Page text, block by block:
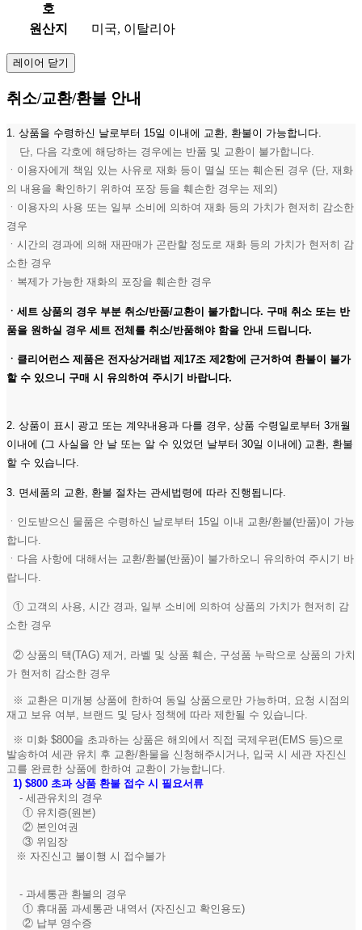
호
원산지 미국, 이탈리아
레이어 닫기
취소/교환/환불 안내
1. 상품을 수령하신 날로부터 15일 이내에 교환, 환불이 가능합니다.
단, 다음 각호에 해당하는 경우에는 반품 및 교환이 불가합니다.
ㆍ이용자에게 책임 있는 사유로 재화 등이 멸실 또는 훼손된 경우 (단, 재화
의 내용을 확인하기 위하여 포장 등을 훼손한 경우는 제외)
ㆍ이용자의 사용 또는 일부 소비에 의하여 재화 등의 가치가 현저히 감소한
경우
ㆍ시간의 경과에 의해 재판매가 곤란할 정도로 재화 등의 가치가 현저히 감
소한 경우
ㆍ복제가 가능한 재화의 포장을 훼손한 경우
ㆍ세트 상품의 경우 부분 취소/반품/교환이 불가합니다. 구매 취소 또는 반
품을 원하실 경우 세트 전체를 취소/반품해야 함을 안내 드립니다.
ㆍ클리어런스 제품은 전자상거래법 제17조 제2항에 근거하여 환불이 불가
할 수 있으니 구매 시 유의하여 주시기 바랍니다.
2. 상품이 표시 광고 또는 계약내용과 다를 경우, 상품 수령일로부터 3개월
이내에 (그 사실을 안 날 또는 알 수 있었던 날부터 30일 이내에) 교환, 환불
할 수 있습니다.
3. 면세품의 교환, 환불 절차는 관세법령에 따라 진행됩니다.
ㆍ인도받으신 물품은 수령하신 날로부터 15일 이내 교환/환불(반품)이 가능
합니다.
ㆍ다음 사항에 대해서는 교환/환불(반품)이 불가하오니 유의하여 주시기 바
랍니다.
① 고객의 사용, 시간 경과, 일부 소비에 의하여 상품의 가치가 현저히 감
소한 경우
② 상품의 택(TAG) 제거, 라벨 및 상품 훼손, 구성품 누락으로 상품의 가치
가 현저히 감소한 경우
※ 교환은 미개봉 상품에 한하여 동일 상품으로만 가능하며, 요청 시점의
재고 보유 여부, 브랜드 및 당사 정책에 따라 제한될 수 있습니다.
※ 미화 $800을 초과하는 상품은 해외에서 직접 국제우편(EMS 등)으로
발송하여 세관 유치 후 교환/환물을 신청해주시거나, 입국 시 세관 자진신
고를 완료한 상품에 한하여 교환이 가능합니다.
1) $800 초과 상품 환불 접수 시 필요서류
- 세관유치의 경우
① 유치증(원본)
② 본인여권
③ 위임장
※ 자진신고 불이행 시 접수불가
- 과세통관 환불의 경우
① 휴대품 과세통관 내역서 (자진신고 확인용도)
② 납부 영수증